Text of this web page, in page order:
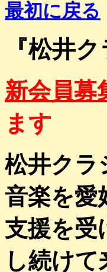
最初に戻る
『松井
新会員募
ます
松井ク
音楽を愛
支援を受
し続け